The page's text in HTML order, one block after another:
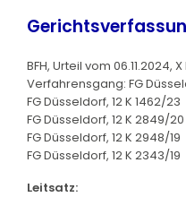
BFH, Urteil vom 06.11.2024, X
Verfahrensgang: FG
FG Düsseldorf, 12 K 1462/23
FG Düsseldorf, 12 K 2849/20
FG Düsseldorf, 12 K 2948/19
FG Düsseldorf, 12 K 2343/19
Leitsatz: